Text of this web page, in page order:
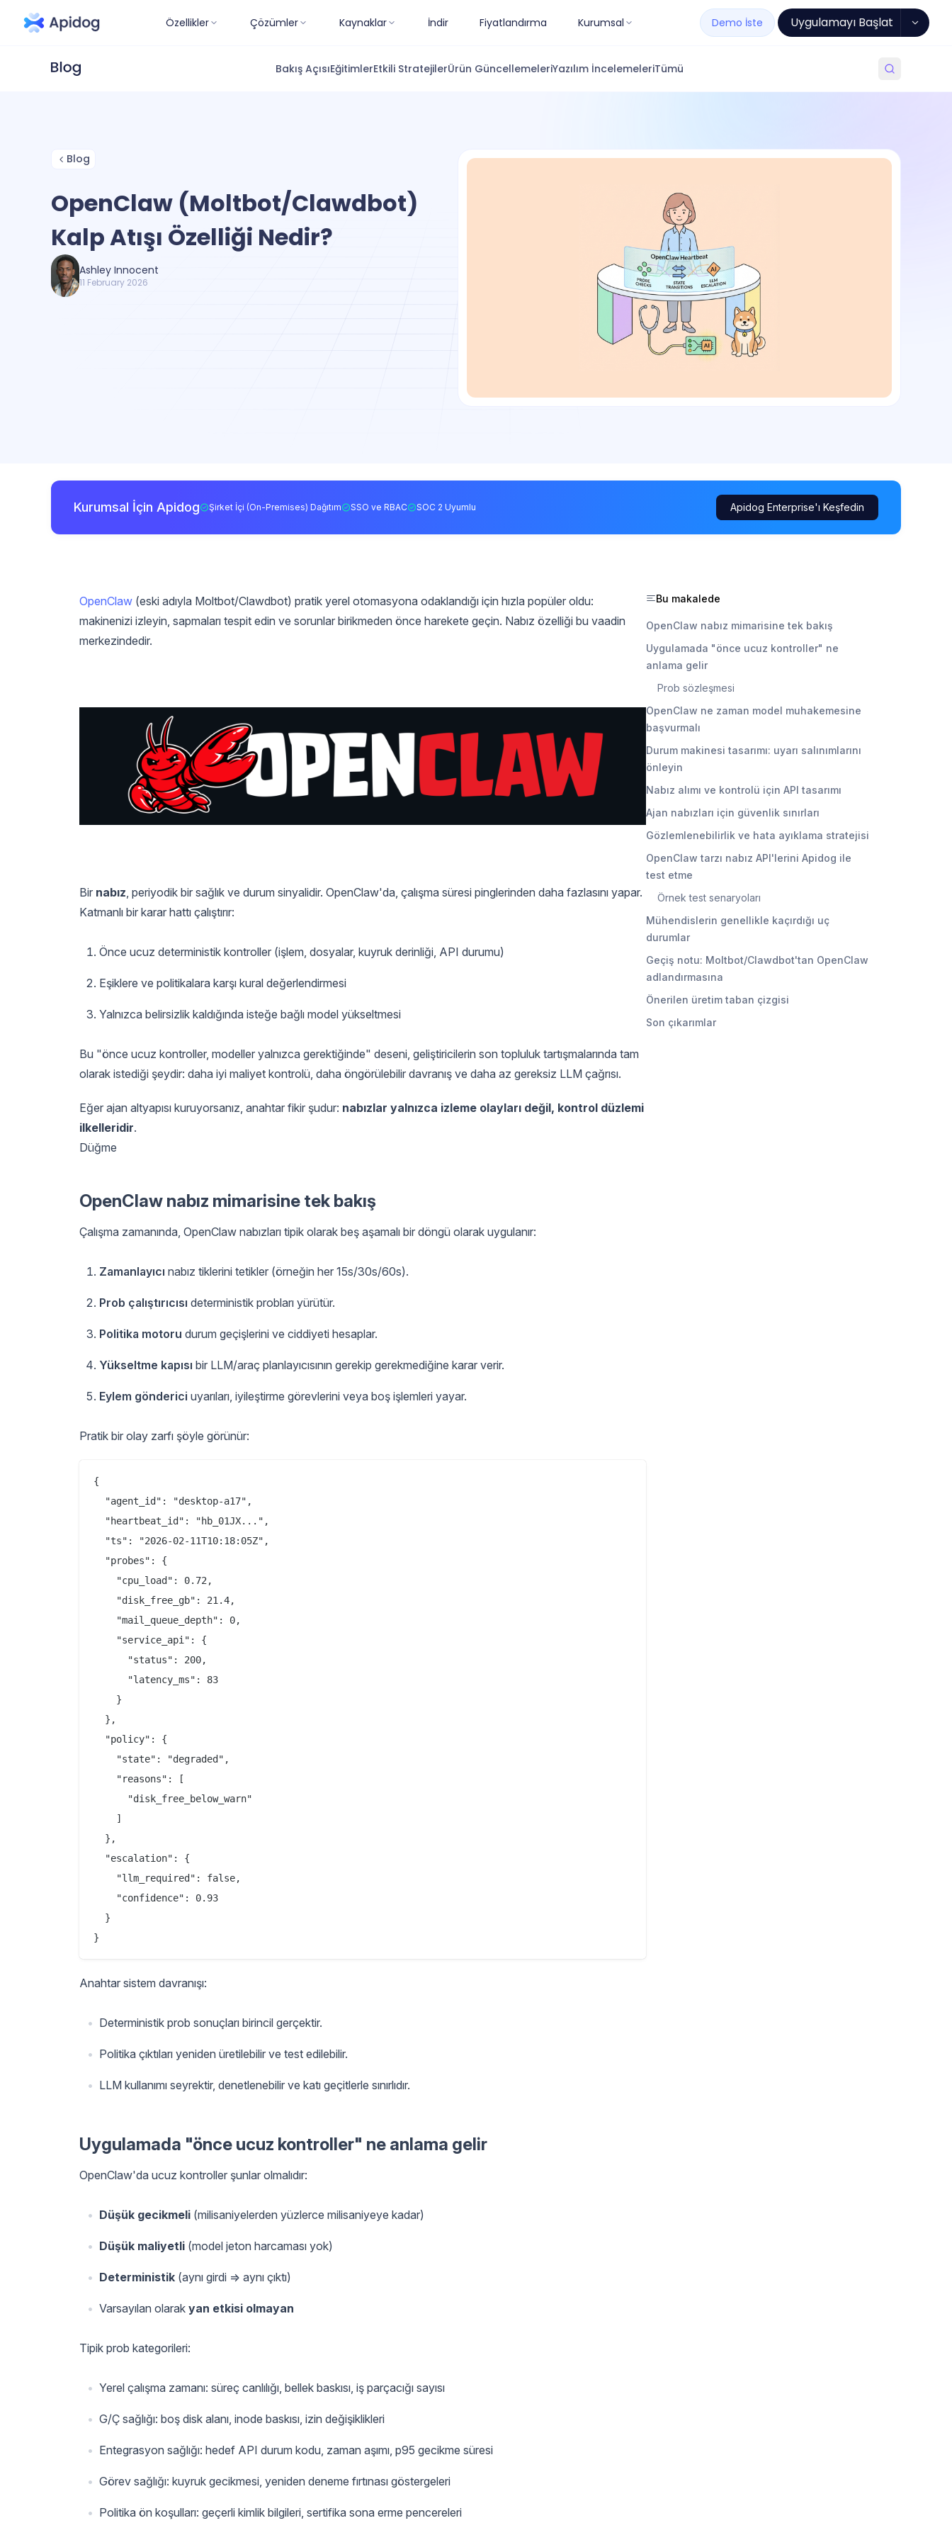
Özellikler Çözümler Kaynaklar İndir Fiyatlandırma Kurumsal Demo İste Uygulamayı Başlat
Bakış AçısıEğitimlerEtkili StratejilerÜrün GüncellemeleriYazılım İncelemeleriTümü
Blog
OpenClaw (Moltbot/Clawdbot)
Kalp Atışı Özelliği Nedir?
Ashley Innocent
11 February 2026
Kurumsal İçin Apidog Şirket İçi (On-Premises) Dağıtım SSO ve RBAC SOC 2 Uyumlu Apidog Enterprise'ı Keşfedin
OpenClaw (eski adıyla Moltbot/Clawdbot) pratik yerel otomasyona odaklandığı için hızla popüler oldu:
makinenizi izleyin, sapmaları tespit edin ve sorunlar birikmeden önce harekete geçin. Nabız özelliği bu vaadin
merkezindedir.
Bir nabız , periyodik bir sağlık ve durum sinyalidir. OpenClaw'da, çalışma süresi pinglerinden daha fazlasını yapar.
Katmanlı bir karar hattı çalıştırır:
Önce ucuz deterministik kontroller (işlem, dosyalar, kuyruk derinliği, API durumu)
Eşiklere ve politikalara karşı kural değerlendirmesi
Yalnızca belirsizlik kaldığında isteğe bağlı model yükseltmesi
Bu "önce ucuz kontroller, modeller yalnızca gerektiğinde" deseni, geliştiricilerin son topluluk tartışmalarında tam
olarak istediği şeydir: daha iyi maliyet kontrolü, daha öngörülebilir davranış ve daha az gereksiz LLM çağrısı.
Eğer ajan altyapısı kuruyorsanız, anahtar fikir şudur: nabızlar yalnızca izleme olayları değil, kontrol düzlemi
ilkelleridir.
Düğme
OpenClaw nabız mimarisine tek bakış
Çalışma zamanında, OpenClaw nabızları tipik olarak beş aşamalı bir döngü olarak uygulanır:
Zamanlayıcı nabız tiklerini tetikler (örneğin her 15s/30s/60s).
Prob çalıştırıcısı deterministik probları yürütür.
Politika motoru durum geçişlerini ve ciddiyeti hesaplar.
Yükseltme kapısı bir LLM/araç planlayıcısının gerekip gerekmediğine karar verir.
Eylem gönderici uyarıları, iyileştirme görevlerini veya boş işlemleri yayar.
Pratik bir olay zarfı şöyle görünür:
{
  "agent_id": "desktop-a17",
  "heartbeat_id": "hb_01JX...",
  "ts": "2026-02-11T10:18:05Z",
  "probes": {
    "cpu_load": 0.72,
    "disk_free_gb": 21.4,
    "mail_queue_depth": 0,
    "service_api": {
      "status": 200,
      "latency_ms": 83
    }
  },
  "policy": {
    "state": "degraded",
    "reasons": [
      "disk_free_below_warn"
    ]
  },
  "escalation": {
    "llm_required": false,
    "confidence": 0.93
  }
Anahtar sistem davranışı:
Deterministik prob sonuçları birincil gerçektir.
Politika çıktıları yeniden üretilebilir ve test edilebilir.
LLM kullanımı seyrektir, denetlenebilir ve katı geçitlerle sınırlıdır.
Uygulamada "önce ucuz kontroller" ne anlama gelir
OpenClaw'da ucuz kontroller şunlar olmalıdır:
Düşük gecikmeli (milisaniyelerden yüzlerce milisaniyeye kadar)
Düşük maliyetli (model jeton harcaması yok)
Deterministik (aynı girdi => aynı çıktı)
Varsayılan olarak yan etkisi olmayan
Tipik prob kategorileri:
Yerel çalışma zamanı: süreç canlılığı, bellek baskısı, iş parçacığı sayısı
G/Ç sağlığı: boş disk alanı, inode baskısı, izin değişiklikleri
Entegrasyon sağlığı: hedef API durum kodu, zaman aşımı, p95 gecikme süresi
Görev sağlığı: kuyruk gecikmesi, yeniden deneme fırtınası göstergeleri
Politika ön koşulları: geçerli kimlik bilgileri, sertifika sona erme pencereleri
Bu makalede
OpenClaw nabız mimarisine tek bakış
Uygulamada "önce ucuz kontroller" ne
anlama gelir
Prob sözleşmesi
OpenClaw ne zaman model muhakemesine
başvurmalı
Durum makinesi tasarımı: uyarı salınımlarını
önleyin
Nabız alımı ve kontrolü için API tasarımı
Ajan nabızları için güvenlik sınırları
Gözlemlenebilirlik ve hata ayıklama stratejisi
OpenClaw tarzı nabız API'lerini Apidog ile
test etme
Örnek test senaryoları
Mühendislerin genellikle kaçırdığı uç
durumlar
Geçiş notu: Moltbot/Clawdbot'tan OpenClaw
adlandırmasına
Önerilen üretim taban çizgisi
Son çıkarımlar